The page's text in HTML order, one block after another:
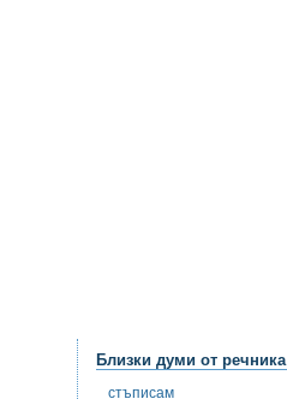
Близки думи от речника
стъписам